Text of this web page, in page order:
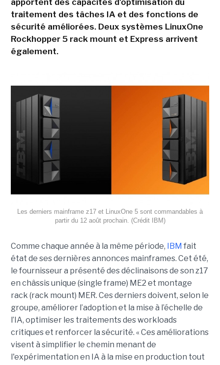
apportent des capacités d'optimisation du
traitement des tâches IA et des fonctions de
sécurité améliorées. Deux systèmes LinuxOne
Rockhopper 5 rack mount et Express arrivent
également.
Les derniers mainframe z17 et LinuxOne 5 sont commandables à
partir du 12 août prochain. (Crédit IBM)
Comme chaque année à la même période, IBM fait
état de ses dernières annonces mainframes. Cet été,
le fournisseur a présenté des déclinaisons de son z17
en châssis unique (single frame) ME2 et montage
rack (rack mount) MER. Ces derniers doivent, selon le
groupe, améliorer l’adoption et la mise à l’échelle de
l’IA, optimiser les traitements des workloads
critiques et renforcer la sécurité. « Ces améliorations
visent à simplifier le chemin menant de
l'expérimentation en IA à la mise en production tout